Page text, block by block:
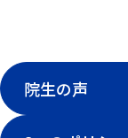
院生の声